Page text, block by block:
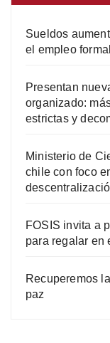
Sueldos
el empleo formal
Presentan
organizado:
estrictas y
Ministerio de
chile con foco
FOSIS invita a
para regalar en
Recuperemos
paz